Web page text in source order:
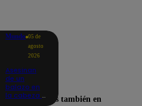
Mundo 05 de
agosto
2026
Asesinan
de un
balazo en
la cabeza a
Encuéntranos también en